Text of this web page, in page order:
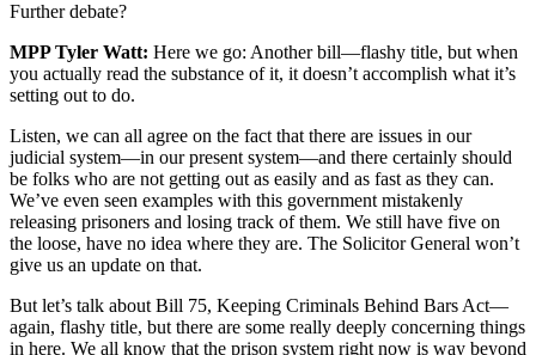
Further debate?
MPP Tyler Watt: Here we go: Another bill—flashy title, but when
you actually read the substance of it, it doesn’t accomplish what it’s
setting out to do.
Listen, we can all agree on the fact that there are issues in our
judicial system—in our present system—and there certainly should
be folks who are not getting out as easily and as fast as they can.
We’ve even seen examples with this government mistakenly
releasing prisoners and losing track of them. We still have five on
the loose, have no idea where they are. The Solicitor General won’t
give us an update on that.
But let’s talk about Bill 75, Keeping Criminals Behind Bars Act—
again, flashy title, but there are some really deeply concerning things
in here. We all know that the prison system right now is way beyond